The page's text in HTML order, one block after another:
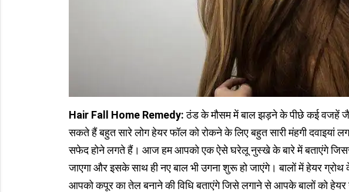
Hair Fall Home Remedy:ठंड के मौसम में बाल झड़ने के पीछे कई वजहें
सकते हैं बहुत सारे लोग हेयर फॉल को रोकने के लिए बहुत सारी मंहगी दवाइयां
सफेद होने लगते हैं। आज हम आपको एक ऐसे घरेलू नुस्खे के बारे में बताएंगे
जाएगा और इसके साथ ही नए बाल भी उगना शुरू हो जाएंगे। बालों में हेयर
आपको कपूर का तेल बनाने की विधि बताएंगे जिसे लगाने से आपके बालों को हेयर